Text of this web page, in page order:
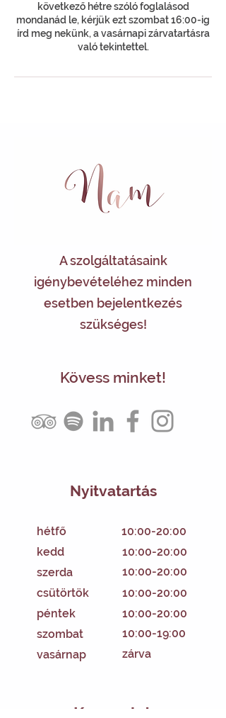
következő hétre szóló foglalásod
mondanád le, kérjük ezt szombat 16:00-ig
írd meg nekünk, a vasárnapi zárvatartásra
való tekintettel.
A szolgáltatásaink
igénybevételéhez minden
esetben bejelentkezés
szükséges!
Kövess minket!
Nyitvatartás
hétfő
10:00-20:00
kedd
10:00-20:00
szerda
10:00-20:00
csütörtök
10:00-20:00
péntek
10:00-20:00
szombat
10:00-19:00
vasárnap
zárva
Kapcsolat